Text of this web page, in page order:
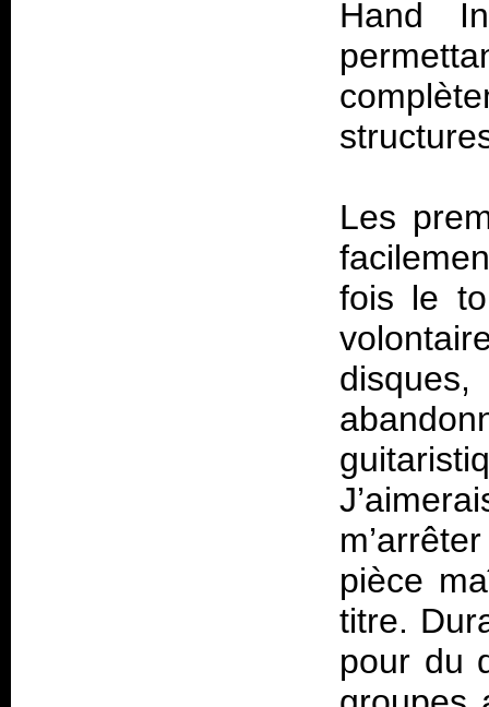
Hand
Les
fois le
pièce
titre.
pour du